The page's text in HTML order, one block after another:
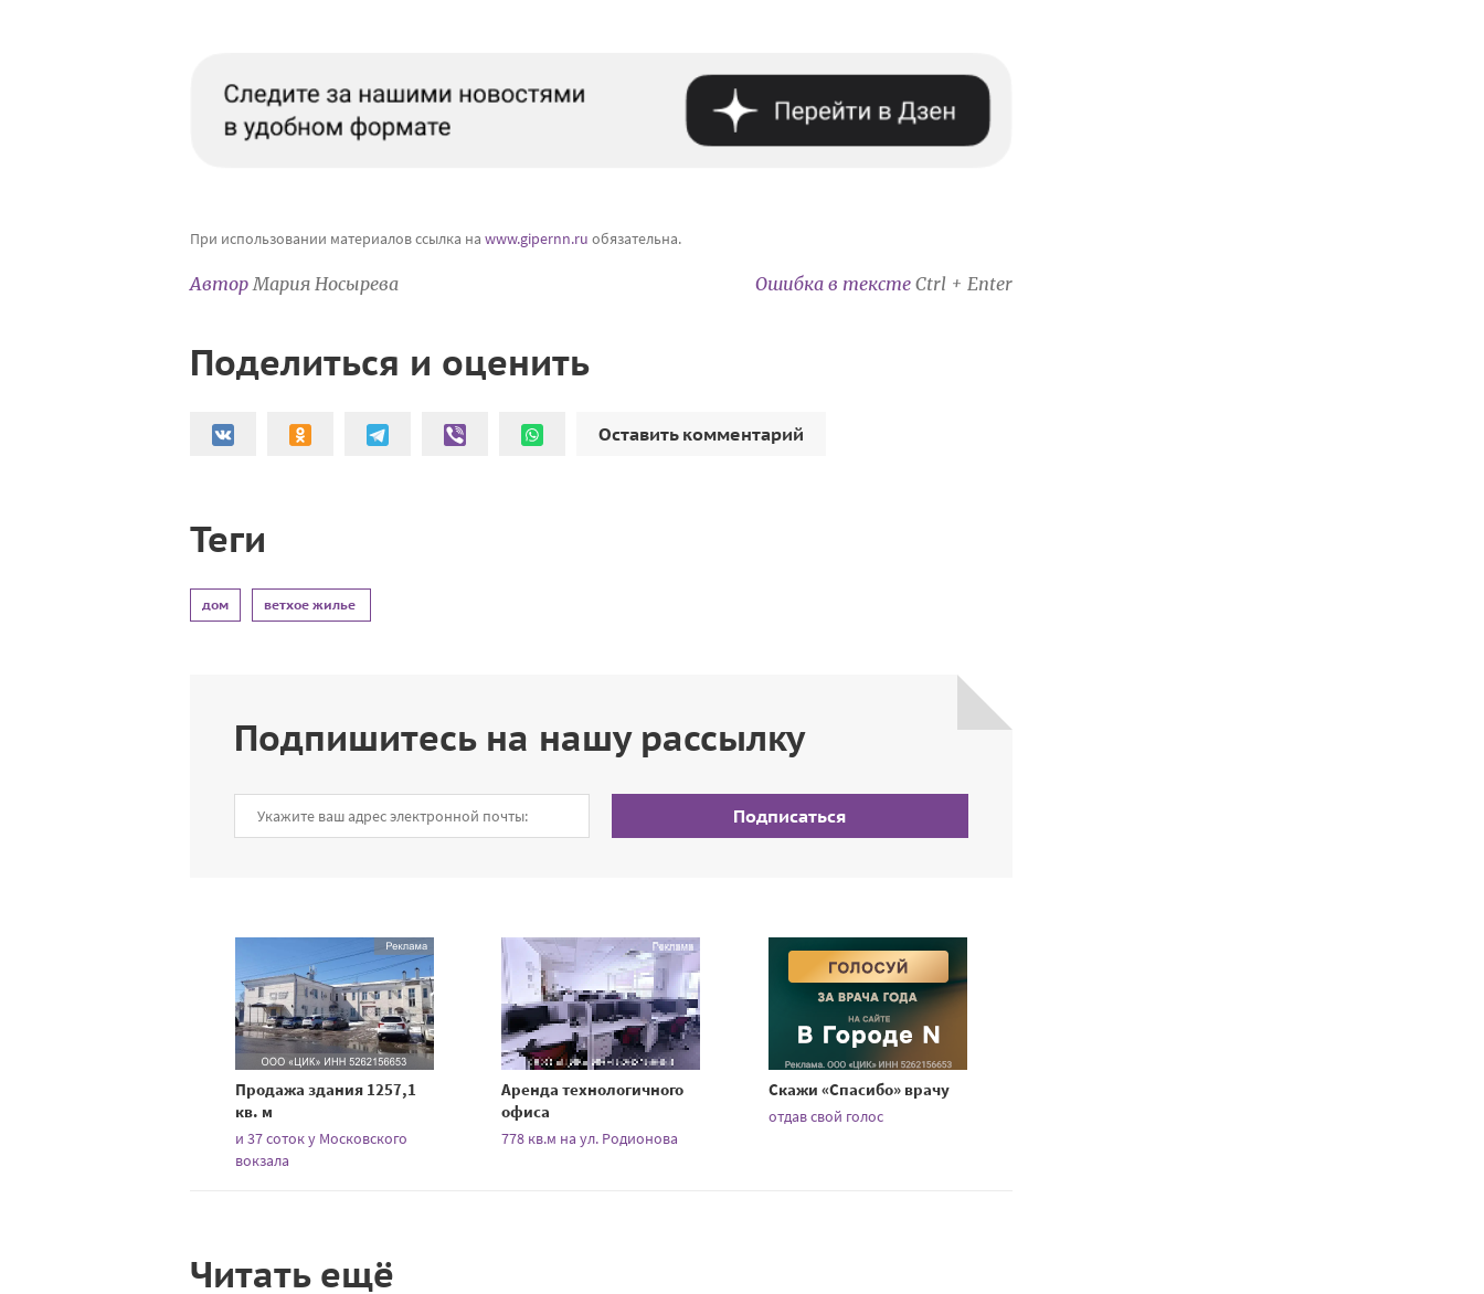
При использовании материалов ссылка на www.gipernn.ru обязательна.
Автор Мария Носырева Ошибка в тексте Ctrl + Enter
Поделиться и оценить
Оставить комментарий
Теги
дом ветхое жилье
Подпишитесь на нашу рассылку
Подписаться
Продажа здания 1257,1
кв. м
и 37 соток у Московского
вокзала
Аренда технологичного
офиса
778 кв.м на ул. Родионова
Скажи «Спасибо» врачу
отдав свой голос
Читать ещё